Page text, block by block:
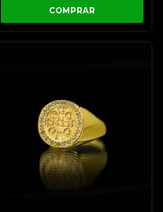
COMPRAR